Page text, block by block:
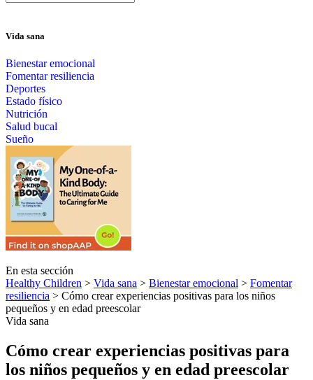
Vida sana
Bienestar emocional
Fomentar resiliencia
Deportes
Estado físico
Nutrición
Salud bucal
Sueño
En esta sección
Healthy Children > Vida sana > Bienestar emocional > Fomentar
resiliencia > Cómo crear experiencias positivas para los niños
pequeños y en edad preescolar
Vida sana
Cómo crear experiencias positivas para
los niños pequeños y en edad preescolar